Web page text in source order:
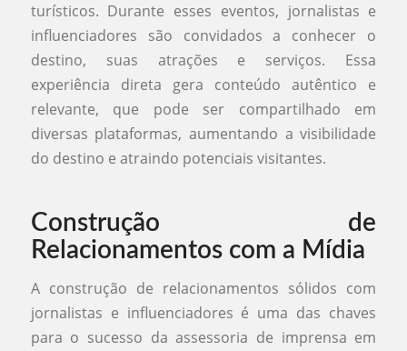
turísticos. Durante esses eventos, jornalistas e
influenciadores são convidados a conhecer o
destino, suas atrações e serviços. Essa
experiência direta gera conteúdo autêntico e
relevante, que pode ser compartilhado em
diversas plataformas, aumentando a visibilidade
do destino e atraindo potenciais visitantes.
Construção de
Relacionamentos com a Mídia
A construção de relacionamentos sólidos com
jornalistas e influenciadores é uma das chaves
para o sucesso da assessoria de imprensa em